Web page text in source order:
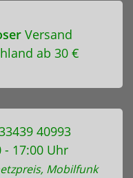
Versand
ab 30 €
40993
- 17:00 Uhr
Mobilfunk